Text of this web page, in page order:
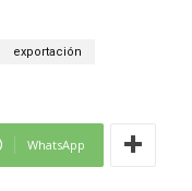
exportación
WhatsApp